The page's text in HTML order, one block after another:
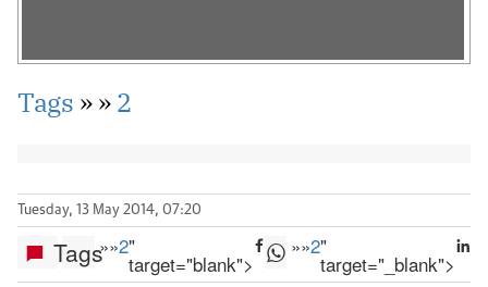
Tags »»2
Tuesday, 13 May 2014, 07:20
Tags»»2"
target="blank">
»»2"
target="_blank">